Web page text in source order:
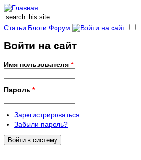
Форма поиска
Поиск
Статьи Блоги Форум
Войти на сайт
Имя пользователя *
Пароль *
Зарегистрироваться
Забыли пароль?